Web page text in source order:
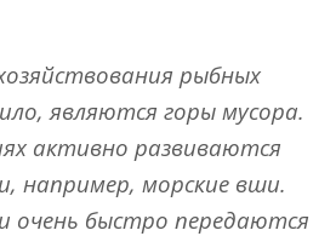
рыбных
являются горы мусора.
активно развиваются
например, морские вши.
очень быстро передаются